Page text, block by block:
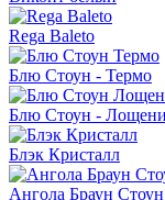
Rega Baleto
Блю Стоун - Термо
Блю Стоун -
Блэк Кристалл
Ангола Браун Стоун